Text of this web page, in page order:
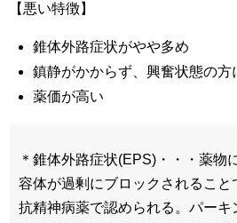
【悪い特徴】
錐体外路症状がやや多め
鎮静がかからず、興奮状態の方
薬価が高い
＊錐体外路症状(EPS)・・・薬物
容体が過剰にブロックされること
抗精神病薬で認められる。パーキ